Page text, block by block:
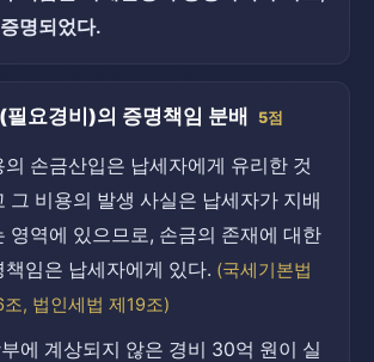
명되었다.
필요경비)의 증명책임 분배 5점
의 손금산입은 납세자에게 유리한 것
그 비용의 발생 사실은 납세자가 지배
영역에 있으므로, 손금의 존재에 대한
책임은 납세자에게 있다. (국세기본법
조, 법인세법 제19조)
에 계상되지 않은 경비 30억 원이 실